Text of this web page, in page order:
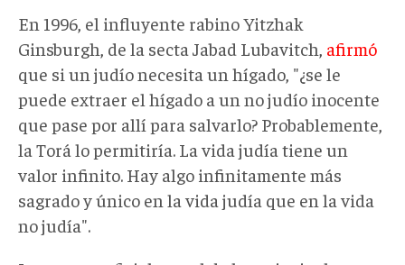
En 1996, el influyente rabino Yitzhak
Ginsburgh, de la secta Jabad Lubavitch, afirmó
que si un judío necesita un hígado, "¿se le
puede extraer el hígado a un no judío inocente
que pase por allí para salvarlo? Probablemente,
la Torá lo permitiría. La vida judía tiene un
valor infinito. Hay algo infinitamente más
sagrado y único en la vida judía que en la vida
no judía".